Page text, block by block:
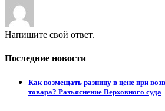
Напишите свой ответ.
Последние новости
Как возмещать разницу в цене при
товара? Разъяснение Верховного суда